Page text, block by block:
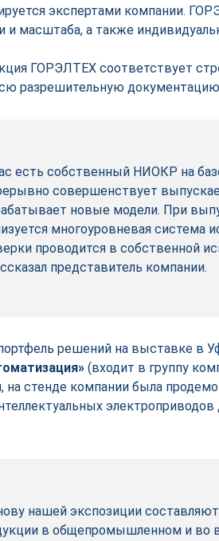
экспертами компании.
и масштаба, а также
ГОРЭЛТЕХ соответствует
разрешительную
есть собственный НИОКР на
совершенствует
новые модели. При
многоуровневая система
проводится в собственной
представитель компании.
решений на выставке в
(входит в группу
на стенде компании была
нашей экспозиции
в общепромышленном и во